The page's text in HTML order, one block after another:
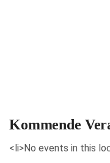
Kommende
<li>No events in this